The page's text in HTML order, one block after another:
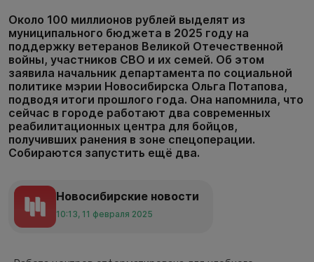
Около 100 миллионов рублей выделят из
муниципального бюджета в 2025 году на
поддержку ветеранов Великой Отечественной
войны, участников СВО и их семей. Об этом
заявила начальник департамента по социальной
политике мэрии Новосибирска Ольга Потапова,
подводя итоги прошлого года. Она напомнила, что
сейчас в городе работают два современных
реабилитационных центра для бойцов,
получивших ранения в зоне спецоперации.
Собираются запустить ещё два.
Новосибирские новости
10:13, 11 февраля 2025